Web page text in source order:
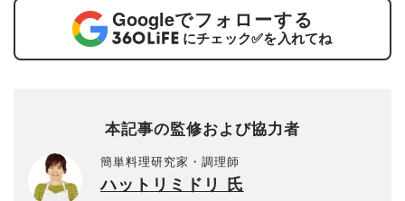
Googleでフォローする
にチェック✅を入れてね
本記事の監修および協力者
簡単料理研究家・調理師
ハットリミドリ 氏